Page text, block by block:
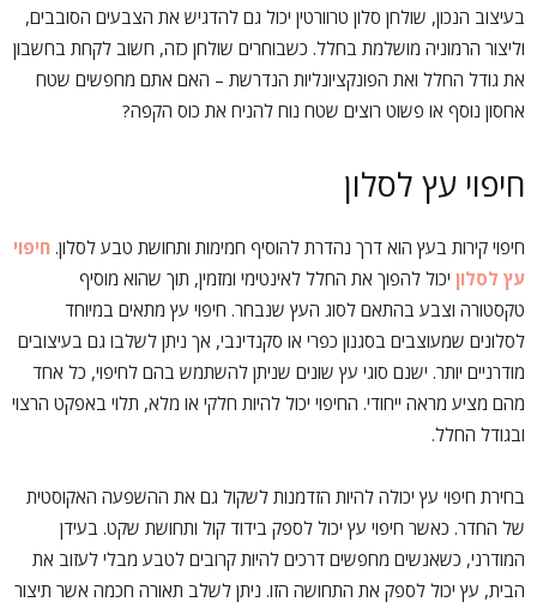
בעיצוב הנכון, שולחן סלון טרוורטין יכול גם להדגיש את הצבעים הסובבים,
וליצור הרמוניה מושלמת בחלל. כשבוחרים שולחן כזה, חשוב לקחת בחשבון
את גודל החלל ואת הפונקציונליות הנדרשת – האם אתם מחפשים שטח
אחסון נוסף או פשוט רוצים שטח נוח להניח את כוס הקפה?
חיפוי עץ לסלון
חיפוי קירות בעץ הוא דרך נהדרת להוסיף חמימות ותחושת טבע לסלון. חיפוי
עץ לסלון יכול להפוך את החלל לאינטימי ומזמין, תוך שהוא מוסיף
טקסטורה וצבע בהתאם לסוג העץ שנבחר. חיפוי עץ מתאים במיוחד
לסלונים שמעוצבים בסגנון כפרי או סקנדינבי, אך ניתן לשלבו גם בעיצובים
מודרניים יותר. ישנם סוגי עץ שונים שניתן להשתמש בהם לחיפוי, כל אחד
מהם מציע מראה ייחודי. החיפוי יכול להיות חלקי או מלא, תלוי באפקט הרצוי
ובגודל החלל.
בחירת חיפוי עץ יכולה להיות הזדמנות לשקול גם את ההשפעה האקוסטית
של החדר. כאשר חיפוי עץ יכול לספק בידוד קול ותחושת שקט. בעידן
המודרני, כשאנשים מחפשים דרכים להיות קרובים לטבע מבלי לעזוב את
הבית, עץ יכול לספק את התחושה הזו. ניתן לשלב תאורה חכמה אשר תיצור